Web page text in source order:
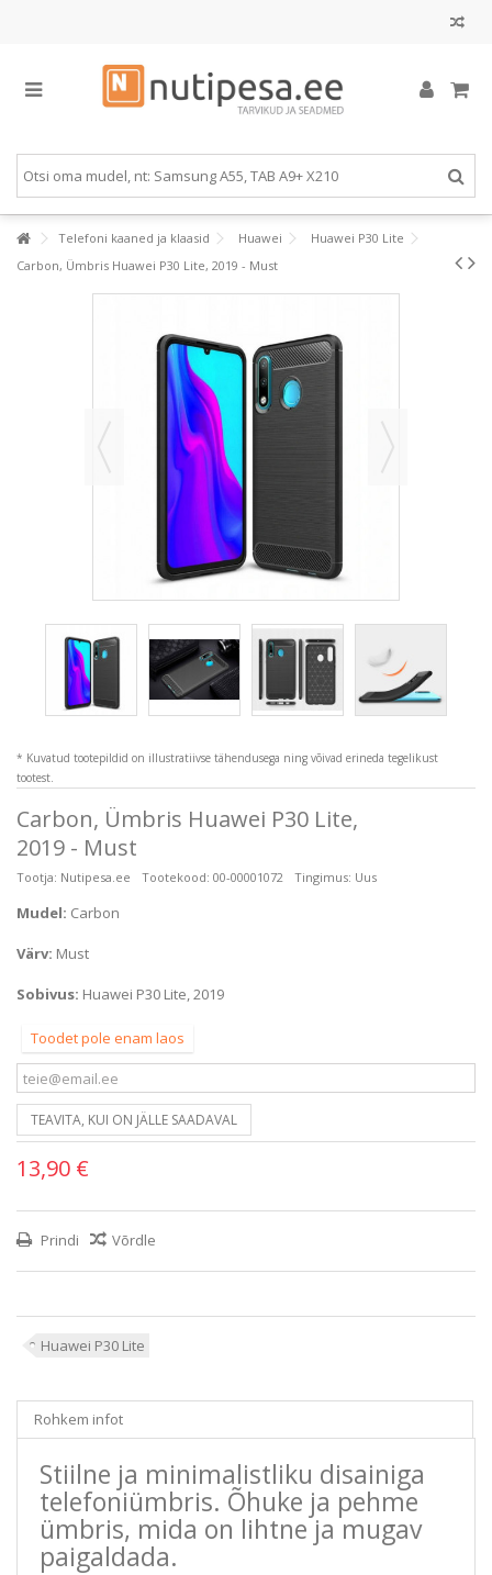
Telefoni kaaned ja klaasid Huawei
Huawei P30 Lite
Carbon, Ümbris Huawei P30 Lite, 2019 - Must
* Kuvatud tootepildid on illustratiivse tähendusega ning võivad erineda tegelikust
tootest.
Carbon, Ümbris Huawei P30 Lite,
2019 - Must
Tootja: Nutipesa.ee Tootekood: 00-00001072 Tingimus: Uus
Mudel: Carbon
Värv: Must
Sobivus: Huawei P30 Lite, 2019
Toodet pole enam laos
TEAVITA, KUI ON JÄLLE SAADAVAL
13,90 €
Prindi Võrdle
Huawei P30 Lite
Rohkem infot
Stiilne ja minimalistliku disainiga
telefoniümbris. Õhuke ja pehme
ümbris, mida on lihtne ja mugav
paigaldada.